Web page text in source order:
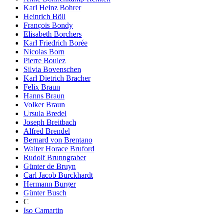
Karl Heinz Bohrer
Heinrich Böll
François Bondy
Elisabeth Borchers
Karl Friedrich Borée
Nicolas Born
Pierre Boulez
Silvia Bovenschen
Karl Dietrich Bracher
Felix Braun
Hanns Braun
Volker Braun
Ursula Bredel
Joseph Breitbach
Alfred Brendel
Bernard von Brentano
Walter Horace Bruford
Rudolf Brunngraber
Günter de Bruyn
Carl Jacob Burckhardt
Hermann Burger
Günter Busch
C
Iso Camartin